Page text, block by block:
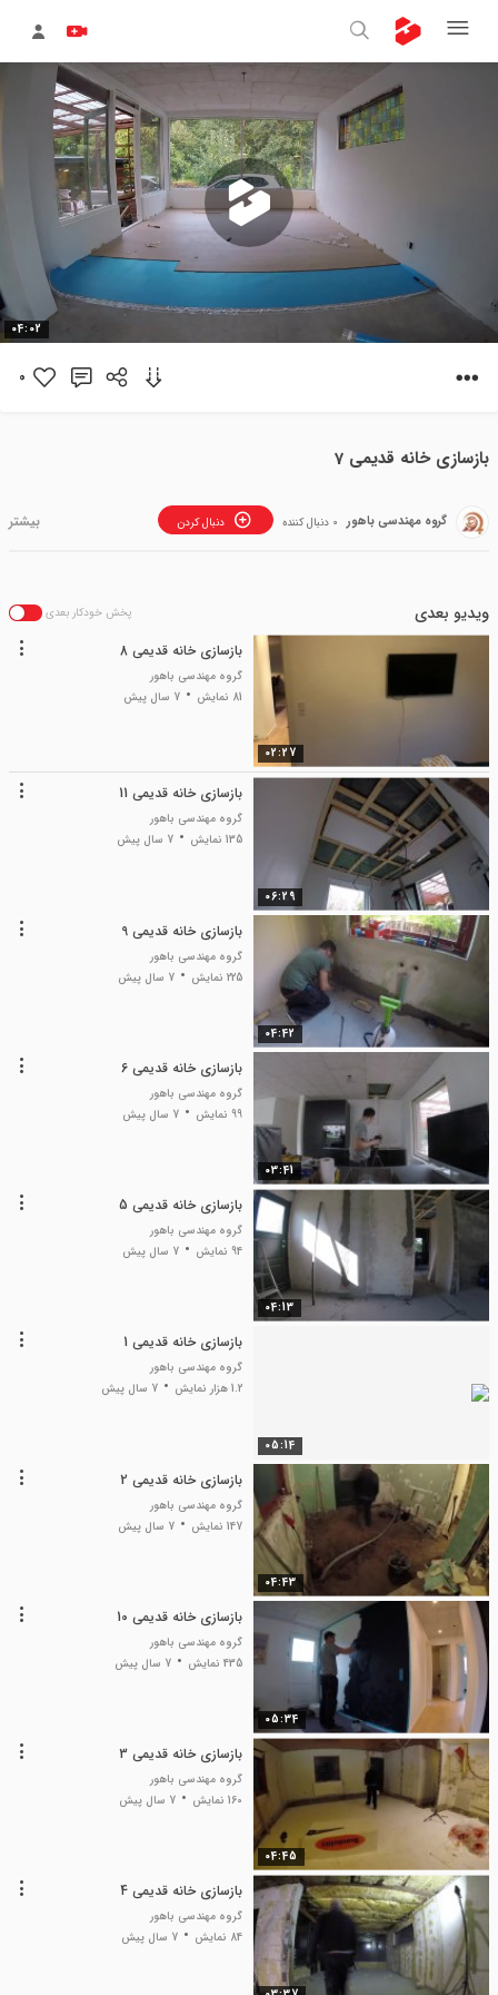
پخش
04:02
0
بازسازی خانه قدیمی 7
گروه مهندسی باهور دنبال کردن 0 دنبال کننده
ویدیو بعدی پخش خودکار بعدی
02:27
بازسازی خانه قدیمی 8
گروه مهندسی باهور
81 نمایش
7 سال پیش
06:29
بازسازی خانه قدیمی 11
گروه مهندسی باهور
135 نمایش
7 سال پیش
04:42
بازسازی خانه قدیمی 9
گروه مهندسی باهور
225 نمایش
7 سال پیش
03:41
بازسازی خانه قدیمی 6
گروه مهندسی باهور
99 نمایش
7 سال پیش
04:13
بازسازی خانه قدیمی 5
گروه مهندسی باهور
94 نمایش
7 سال پیش
05:14
بازسازی خانه قدیمی 1
گروه مهندسی باهور
1.2 هزار نمایش
7 سال پیش
04:43
بازسازی خانه قدیمی 2
گروه مهندسی باهور
147 نمایش
7 سال پیش
05:34
بازسازی خانه قدیمی 10
گروه مهندسی باهور
435 نمایش
7 سال پیش
04:45
بازسازی خانه قدیمی 3
گروه مهندسی باهور
160 نمایش
7 سال پیش
بازسازی خانه قدیمی 4
گروه مهندسی باهور
84 نمایش
7 سال پیش